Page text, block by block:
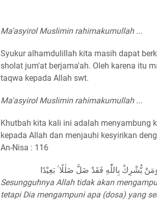
Ma'asyirol Muslimin rahimakumullah ...
Syukur alhamdulillah kita masih dapat
sholat jum'at berjama'ah. Oleh karena itu
taqwa kepada Allah swt.
Ma'asyirol Muslimin rahimakumullah ...
Khutbah kita kali ini adalah menyambung
kepada Allah dan menjauhi kesyirikan
An-Nisa : 116
يُّشْرِكْ بِاللّٰهِ فَقَدْ ضَلَّ ضَلٰلًا ۢ بَعِيْدًا
Sesungguhnya Allah tidak akan
tetapi Dia mengampuni apa (dosa) yang